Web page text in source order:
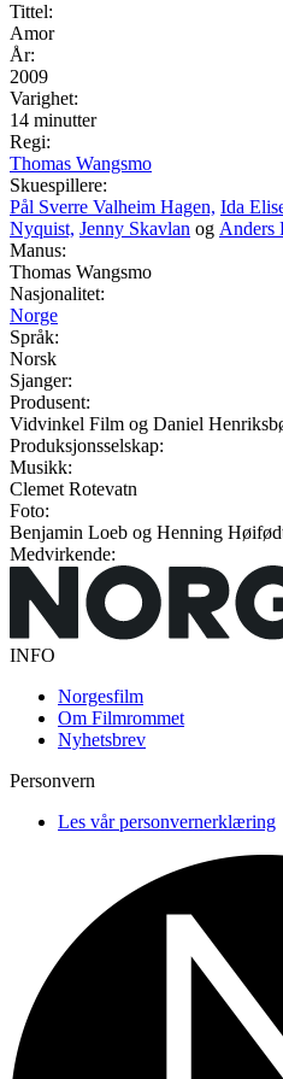
Tittel:
Amor
År:
2009
Varighet:
14 minutter
Regi:
Thomas Wangsmo
Skuespillere:
Pål Sverre Valheim Hagen, Ida
Nyquist, Jenny Skavlan og Anders
Manus:
Thomas Wangsmo
Nasjonalitet:
Norge
Språk:
Norsk
Sjanger:
Produsent:
Vidvinkel Film og Daniel
Produksjonsselskap:
Musikk:
Clemet Rotevatn
Foto:
Benjamin Loeb og Henning
Medvirkende:
INFO
Norgesfilm
Om Filmrommet
Nyhetsbrev
Personvern
Les vår personvernerklæring